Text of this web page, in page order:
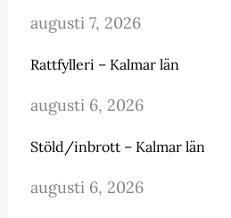
augusti 7, 2026
Rattfylleri – Kalmar län
augusti 6, 2026
Stöld/inbrott – Kalmar län
augusti 6, 2026